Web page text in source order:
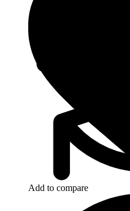
Add to compare